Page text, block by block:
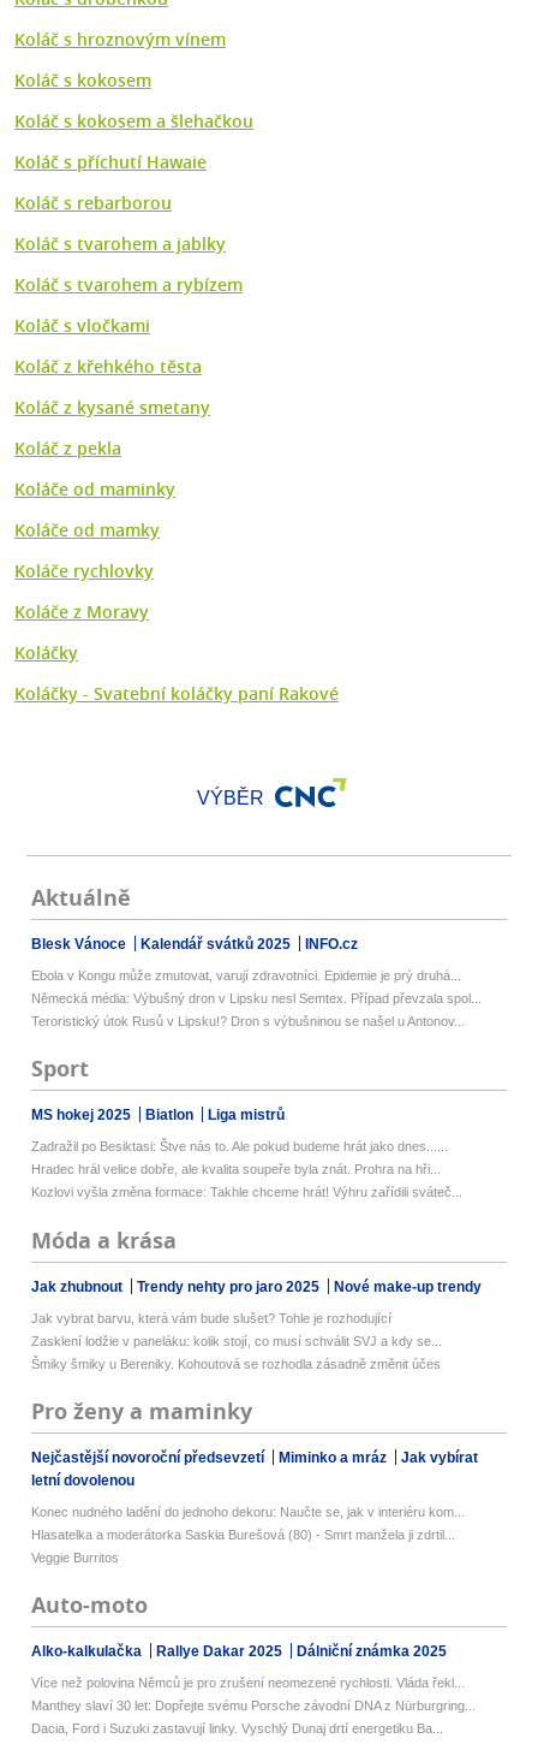
Koláč s hroznovým vínem
Koláč s kokosem
Koláč s kokosem a šlehačkou
Koláč s příchutí Hawaie
Koláč s rebarborou
Koláč s tvarohem a jablky
Koláč s tvarohem a rybízem
Koláč s vločkami
Koláč z křehkého těsta
Koláč z kysané smetany
Koláč z pekla
Koláče od maminky
Koláče od mamky
Koláče rychlovky
Koláče z Moravy
Koláčky
Koláčky - Svatební koláčky paní Rakové
VÝBĚR
Aktuálně
Blesk Vánoce Kalendář svátků 2025 INFO.cz
Ebola v Kongu může zmutovat, varují zdravotníci. Epidemie je prý druhá...
Německá média: Výbušný dron v Lipsku nesl Semtex. Případ převzala spol...
Teroristický útok Rusů v Lipsku!? Dron s výbušninou se našel u Antonov...
Sport
MS hokej 2025 Biatlon Liga mistrů
Zadražil po Besiktasi: Štve nás to. Ale pokud budeme hrát jako dnes......
Hradec hrál velice dobře, ale kvalita soupeře byla znát. Prohra na hři...
Kozlovi vyšla změna formace: Takhle chceme hrát! Výhru zařídili sváteč...
Móda a krása
Jak zhubnout Trendy nehty pro jaro 2025 Nové make-up trendy
Jak vybrat barvu, která vám bude slušet? Tohle je rozhodující
Zasklení lodžie v paneláku: kolik stojí, co musí schválit SVJ a kdy se...
Šmiky šmiky u Bereniky. Kohoutová se rozhodla zásadně změnit účes
Pro ženy a maminky
Nejčastější novoroční předsevzetí Miminko a mráz
Jak vybírat
letní dovolenou
Konec nudného ladění do jednoho dekoru: Naučte se, jak v interiéru kom...
Hlasatelka a moderátorka Saskia Burešová (80) - Smrt manžela ji zdrtil...
Veggie Burritos
Auto-moto
Alko-kalkulačka Rallye Dakar 2025 Dálniční známka 2025
Více než polovina Němců je pro zrušení neomezené rychlosti. Vláda řekl...
Manthey slaví 30 let: Dopřejte svému Porsche závodní DNA z Nürburgring...
Dacia, Ford i Suzuki zastavují linky. Vyschlý Dunaj drtí energetiku Ba...